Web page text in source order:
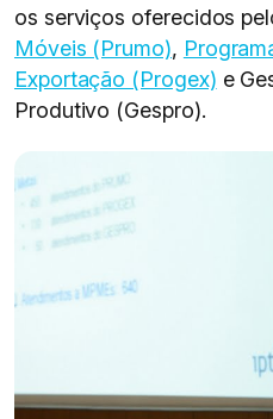
os serviços oferecidos
Móveis (Prumo),
Exportação (Progex) e
Produtivo (Gespro).